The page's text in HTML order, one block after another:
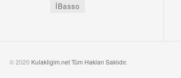
İBasso
© 2020 Kulakligim.net Tüm Hakları Saklıdır.